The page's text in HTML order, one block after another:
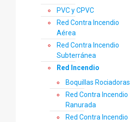
PVC y CPVC
Red Contra Incendio
Aérea
Red Contra Incendio
Subterránea
Red Incendio
Boquillas Rociadoras
Red Contra Incendio
Ranurada
Red Contra Incendio